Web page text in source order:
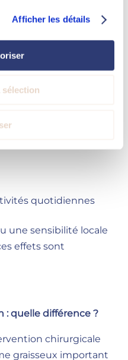
Afficher les détails
une sensation de
généralement
local, rendant la
majorité des patients.
quotidiennes
une sensibilité locale
effets sont
: quelle différence ?
chirurgicale
graisseux important